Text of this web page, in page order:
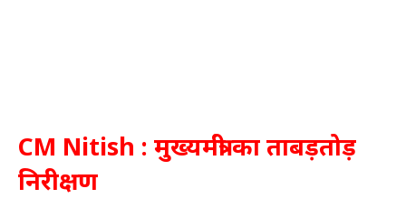
CM Nitish : मुख्यमंत्री का ताबड़तोड़
निरीक्षण